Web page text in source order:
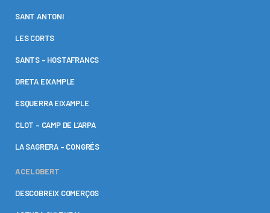
SANT ANTONI
LES CORTS
SANTS – HOSTAFRANCS
DRETA EIXAMPLE
ESQUERRA EIXAMPLE
CLOT – CAMP DE L’ARPA
LA SAGRERA – CONGRÉS
ACELOBERT
DESCOBREIX COMERÇOS